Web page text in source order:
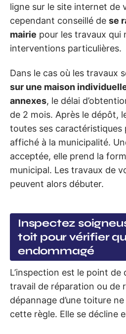
ligne sur le site internet de
cependant conseillé de se
mairie pour les travaux qui
interventions particulières.
Dans le cas où les travaux
sur une maison
annexes, le délai
de 2 mois. Après le dépôt,
toutes ses caractéristiques
affiché à la municipalité.
acceptée, elle prend la
municipal. Les travaux de
peuvent alors débuter.
Inspectez
toit pour vérifier
endommagé
L’inspection est le point
travail de réparation ou de
dépannage d’une toiture
cette règle. Elle se décline